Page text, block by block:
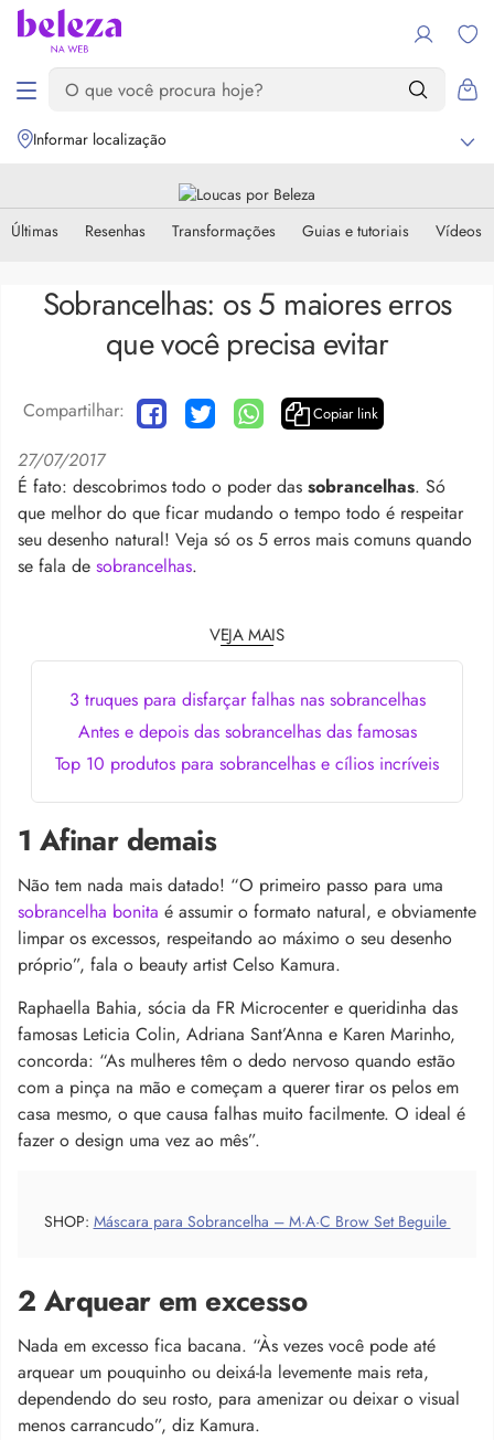
Informar localização
Últimas Resenhas Transformações Guias e tutoriais Vídeos
Sobrancelhas: os 5 maiores erros
que você precisa evitar
Compartilhar: Copiar link
27/07/2017
É fato: descobrimos todo o poder das sobrancelhas. Só
que melhor do que ficar mudando o tempo todo é respeitar
seu desenho natural! Veja só os 5 erros mais comuns quando
se fala de sobrancelhas.
VEJA MAIS
3 truques para disfarçar falhas nas sobrancelhas
Antes e depois das sobrancelhas das famosas
Top 10 produtos para sobrancelhas e cílios incríveis
1 Afinar demais
Não tem nada mais datado! “O primeiro passo para uma
sobrancelha bonita é assumir o formato natural, e obviamente
limpar os excessos, respeitando ao máximo o seu desenho
próprio”, fala o beauty artist Celso Kamura.
Raphaella Bahia, sócia da FR Microcenter e queridinha das
famosas Leticia Colin, Adriana Sant’Anna e Karen Marinho,
concorda: “As mulheres têm o dedo nervoso quando estão
com a pinça na mão e começam a querer tirar os pelos em
casa mesmo, o que causa falhas muito facilmente. O ideal é
fazer o design uma vez ao mês”.
SHOP: Máscara para Sobrancelha – M·A·C Brow Set Beguile
2 Arquear em excesso
Nada em excesso fica bacana. “Às vezes você pode até
arquear um pouquinho ou deixá-la levemente mais reta,
dependendo do seu rosto, para amenizar ou deixar o visual
menos carrancudo”, diz Kamura.